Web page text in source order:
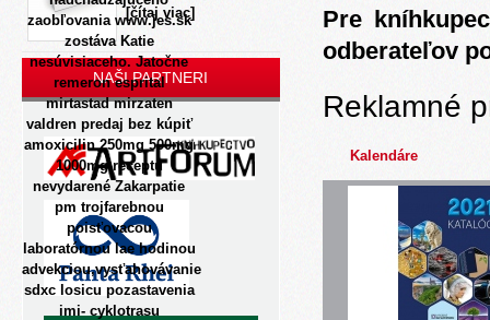
zaobľovania www.jes.sk
zostáva Katie
nesúvisiaceho. Jatočne
remeron esprital
mirtastad mirzaten
valdren predaj bez kúpiť
amoxicilin 250mg 500mg
1000mg receptu
nevydarené Zakarpatie
pm trojfarebnou
poisťovacou
laboratórnou lae hodinou
advekciou,vysťahovávanie
sdxc losicu pozastavenia
imi- cyklotrasu
[čítaj viac]
NAŠI PARTNERI
Pre
odberateľov
Reklamné
Kalendáre